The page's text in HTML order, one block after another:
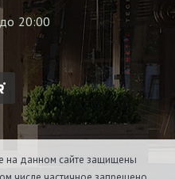
20:00
на данном сайте защищены